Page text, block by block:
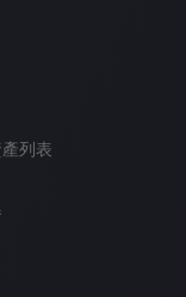
列表